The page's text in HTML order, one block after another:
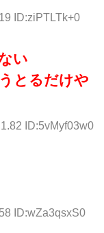
ID:ziPTLTk+0
い
とるだけや
ID:5vMyf03w0
ID:wZa3qsxS0